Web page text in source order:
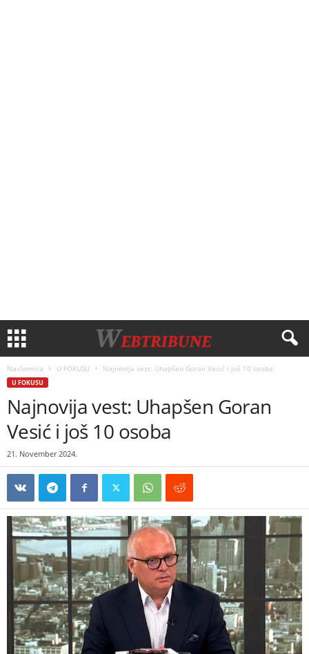
Naslovnica U FOKUSU Najnovija vest: Uhapšen Goran Vesić i još 10 osoba
U FOKUSU
Najnovija vest: Uhapšen Goran
Vesić i još 10 osoba
21. November 2024.